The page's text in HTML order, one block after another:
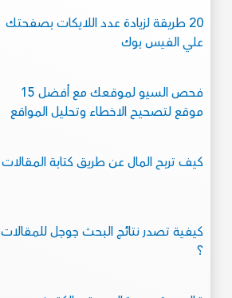
20 طريقة لزيادة عدد اللايكات بصفحتك
علي الفيس بوك
فحص السيو لموقعك مع أفضل 15
موقع لتصحيح الاخطاء وتحليل المواقع
كيف تربح المال عن طريق كتابة المقالات
كيفية تصدر نتائج البحث جوجل للمقالات
؟